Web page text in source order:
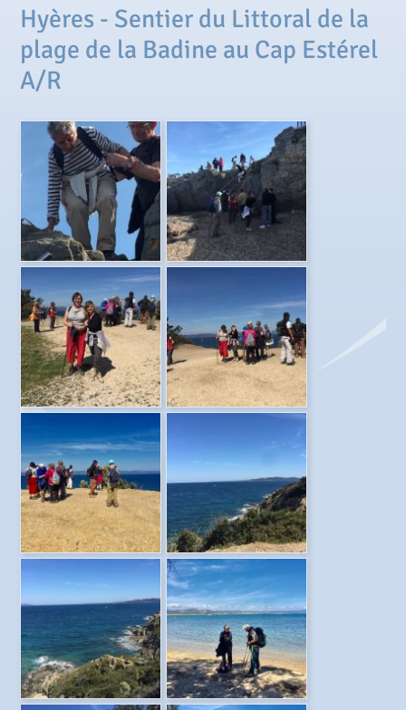
Hyères - Sentier du Littoral de la
plage de la Badine au Cap Estérel
A/R